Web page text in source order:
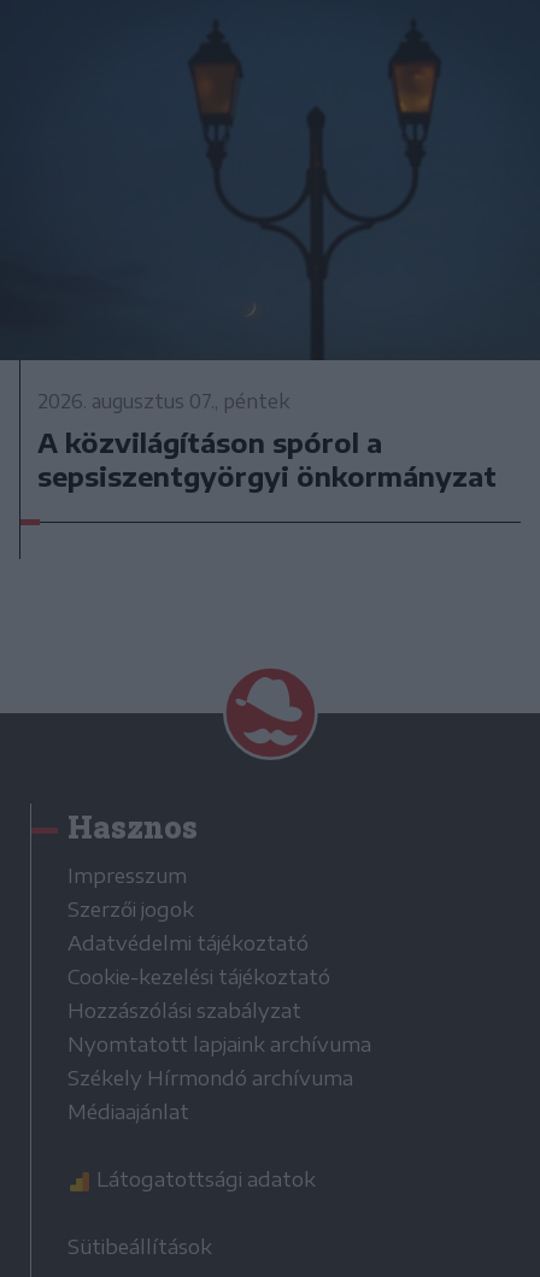
2026. augusztus 07., péntek
A közvilágításon spórol a
sepsiszentgyörgyi önkormányzat
Hasznos
Impresszum
Szerzői jogok
Adatvédelmi tájékoztató
Cookie-kezelési tájékoztató
Hozzászólási szabályzat
Nyomtatott lapjaink archívuma
Székely Hírmondó archívuma
Médiaajánlat
Látogatottsági adatok
Sütibeállítások